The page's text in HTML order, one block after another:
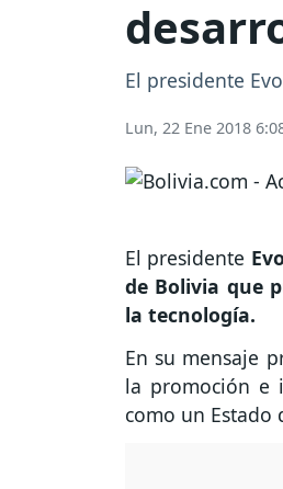
El presidente
Lun, 22 Ene 2018
El presidente
de Bolivia que
la tecnología.
En su mensaje
la promoción e
como un